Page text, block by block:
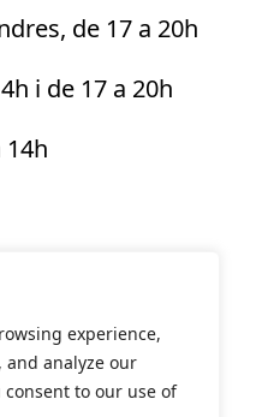
experience,
and analyze our
to our use of
de 17 a 20h
i de 17 a 20h
14h